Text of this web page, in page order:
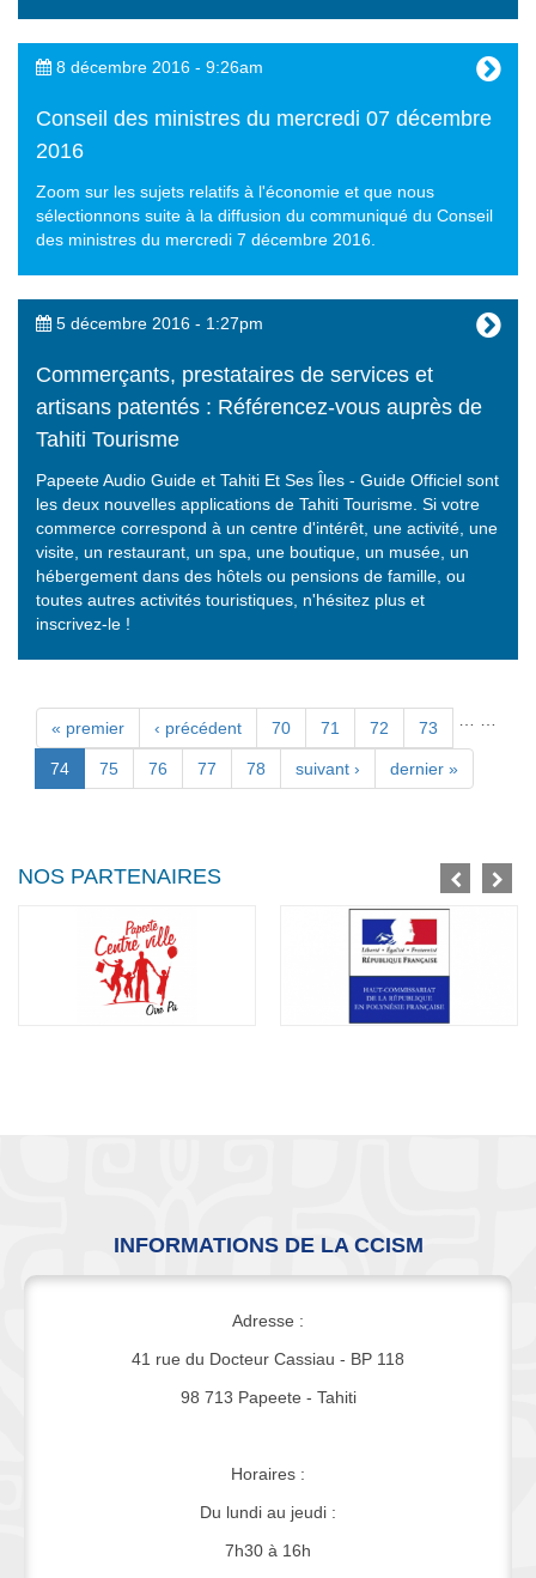
8 décembre 2016 - 9:26am
Conseil des ministres du mercredi 07 décembre
2016
Zoom sur les sujets relatifs à l'économie et que nous
sélectionnons suite à la diffusion du communiqué du Conseil
des ministres du mercredi 7 décembre 2016.
5 décembre 2016 - 1:27pm
Commerçants, prestataires de services et
artisans patentés : Référencez-vous auprès de
Tahiti Tourisme
Papeete Audio Guide et Tahiti Et Ses Îles - Guide Officiel sont
les deux nouvelles applications de Tahiti Tourisme. Si votre
commerce correspond à un centre d'intérêt, une activité, une
visite, un restaurant, un spa, une boutique, un musée, un
hébergement dans des hôtels ou pensions de famille, ou
toutes autres activités touristiques, n'hésitez plus et
inscrivez-le !
Pages
« premier ‹ précédent 70 71 72 73
74 75 76 77 78 suivant › dernier »
NOS PARTENAIRES
INFORMATIONS DE LA CCISM
Adresse :
41 rue du Docteur Cassiau - BP 118
98 713 Papeete - Tahiti
Horaires :
Du lundi au jeudi :
7h30 à 16h